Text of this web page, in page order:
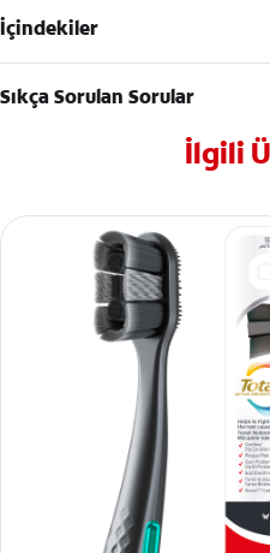
İçindekiler
Sıkça Sorulan Sorular
İlgili